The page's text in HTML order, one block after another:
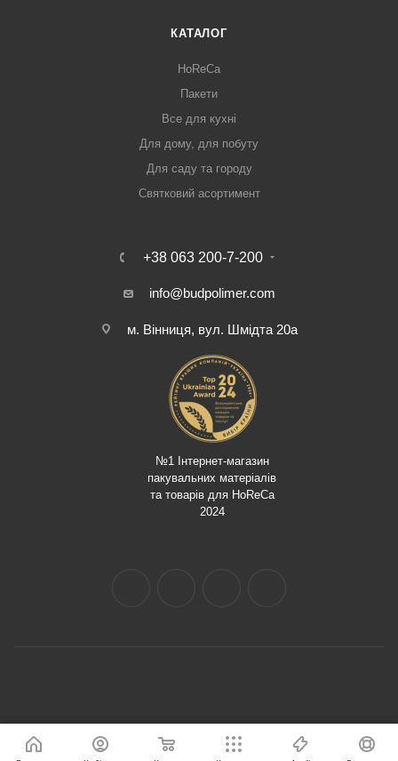
КАТАЛОГ
HoReCa
Пакети
Все для кухні
Для дому, для побуту
Для саду та городу
Святковий асортимент
+38 063 200-7-200
info@budpolimer.com
м. Вінниця, вул. Шмідта 20а
№1 Інтернет-магазин
пакувальних матеріалів
та товарів для HoReCa
2024